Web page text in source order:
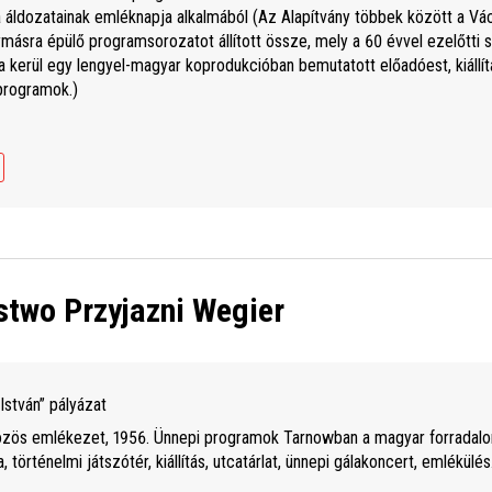
emléknapja alkalmából (Az Alapítvány többek között a
épülő programsorozatot állított össze, mely a 60 évvel ezelőtti
egy lengyel-magyar koprodukcióban bemutatott előadóest,
Przyjazni Wegier
pályázat
emlékezet, 1956. Ünnepi programok Tarnowban a magyar
történelmi játszótér, kiállítás, utcatárlat, ünnepi gálakoncert,